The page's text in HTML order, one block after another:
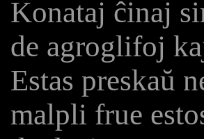
Konataj ĉinaj
de agroglifoj
Estas preskaŭ
malpli frue